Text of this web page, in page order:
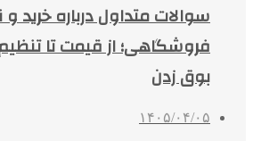
سوالات متداول درباره
فروشگاهی؛ از قیمت تا
بوق زدن
۱۴۰۵/۰۴/۰۵